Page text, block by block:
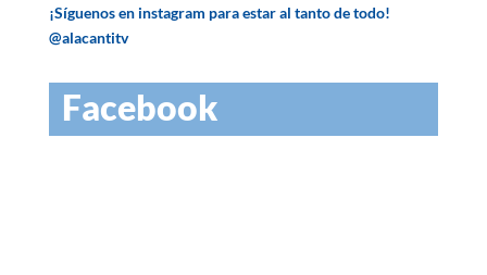
¡Síguenos en instagram para estar al tanto de todo!
@alacantitv
Facebook